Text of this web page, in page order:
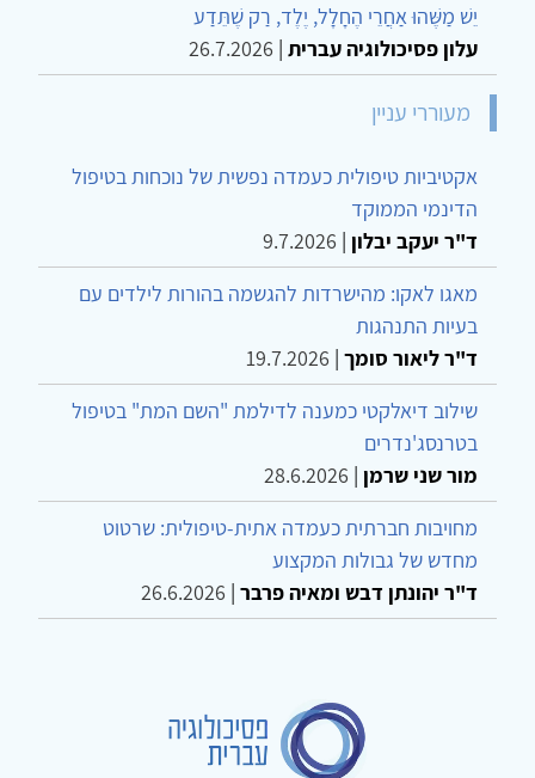
יֵשׁ מַשֶּׁהוּ אַחֲרֵי הֶחָלָל, יֶלֶד, רַק שֶׁתֵּדַע
עלון פסיכולוגיה עברית |
26.7.2026
מעוררי עניין
אקטיביות טיפולית כעמדה נפשית של נוכחות בטיפול
הדינמי הממוקד
ד"ר יעקב יבלון |
9.7.2026
מאגו לאקו: מהישרדות להגשמה בהורות לילדים עם
בעיות התנהגות
ד"ר ליאור סומך |
19.7.2026
שילוב דיאלקטי כמענה לדילמת "השם המת" בטיפול
בטרנסג'נדרים
מור שני שרמן |
28.6.2026
מחויבות חברתית כעמדה אתית-טיפולית: שרטוט
מחדש של גבולות המקצוע
ד"ר יהונתן דבש ומאיה פרבר |
26.6.2026